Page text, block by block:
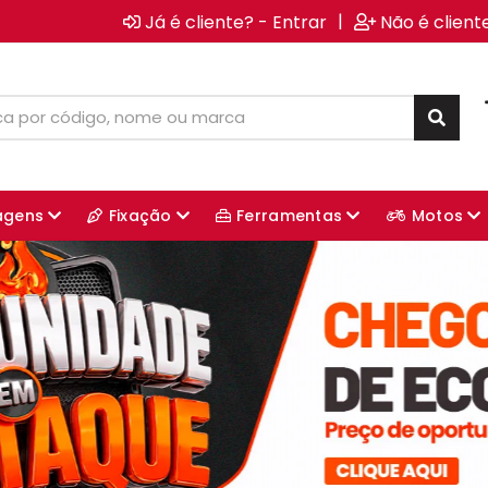
Já é cliente? - Entrar | Não é
Fixação Ferramentas Motos